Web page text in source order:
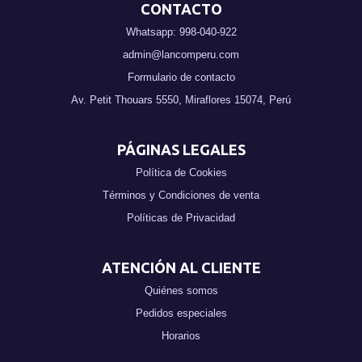
CONTACTO
Whatsapp: 998-040-922
admin@lancomperu.com
Formulario de contacto
Av. Petit Thouars 5550, Miraflores 15074, Perú
PÁGINAS LEGALES
Política de Cookies
Términos y Condiciones de venta
Políticas de Privacidad
ATENCIÓN AL CLIENTE
Quiénes somos
Pedidos especiales
Horarios